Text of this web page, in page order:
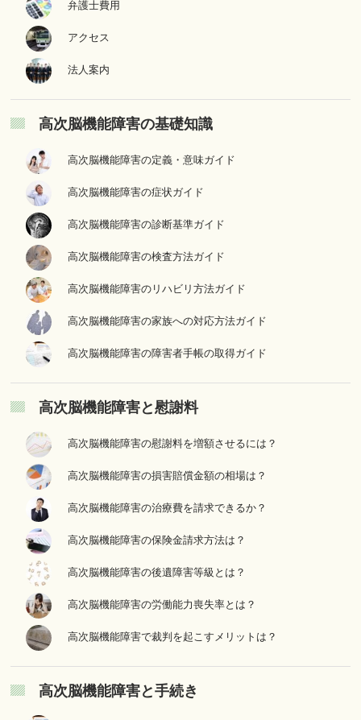
弁護士費用
アクセス
法人案内
高次脳機能障害の基礎知識
高次脳機能障害の定義・意味ガイド
高次脳機能障害の症状ガイド
高次脳機能障害の診断基準ガイド
高次脳機能障害の検査方法ガイド
高次脳機能障害のリハビリ方法ガイド
高次脳機能障害の家族への対応方法ガイド
高次脳機能障害の障害者手帳の取得ガイド
高次脳機能障害と慰謝料
高次脳機能障害の慰謝料を増額させるには？
高次脳機能障害の損害賠償金額の相場は？
高次脳機能障害の治療費を請求できるか？
高次脳機能障害の保険金請求方法は？
高次脳機能障害の後遺障害等級とは？
高次脳機能障害の労働能力喪失率とは？
高次脳機能障害で裁判を起こすメリットは？
高次脳機能障害と手続き